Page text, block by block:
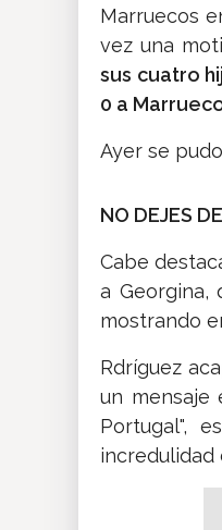
Marruecos
vez una
sus cuatro
0 a
Ayer se
NO DEJES
Cabe
a Georgina,
mostrando
Rdríguez
un mensaje
Portugal",
incredulidad